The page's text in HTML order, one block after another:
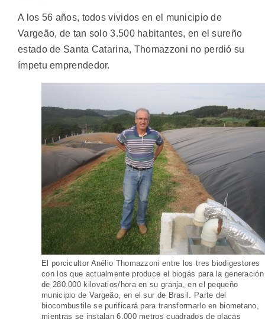
A los 56 años, todos vividos en el municipio de
Vargeão, de tan solo 3.500 habitantes, en el sureño
estado de Santa Catarina, Thomazzoni no perdió su
ímpetu emprendedor.
El porcicultor Anélio Thomazzoni entre los tres biodigestores
con los que actualmente produce el biogás para la generación
de 280.000 kilovatios/hora en su granja, en el pequeño
municipio de Vargeão, en el sur de Brasil. Parte del
biocombustile se purificará para transformarlo en biometano,
mientras se instalan 6.000 metros cuadrados de placas